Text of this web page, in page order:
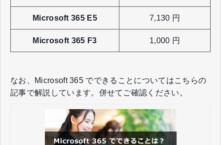
Microsoft 365 E5 7,130 円
Microsoft 365 F3 1,000 円
なお、Microsoft 365 でできることについてはこちらの
記事で解説しています。併せてご確認ください。